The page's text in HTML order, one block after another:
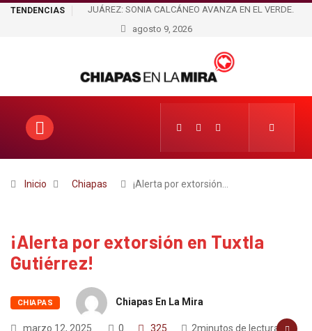
TENDENCIAS
CALCÁNEO AVANZA EN EL VERDE.
CUATRO PERIODOS DE ÓSCAR SERRA,
NO FUE UN ACCIDENTE: HOMBRE
A ADULTO MAYOR AL PASO DE UN
agosto 9, 2026
Inicio Chiapas ¡Alerta por extorsión…
¡Alerta por extorsión en Tuxtla
Gutiérrez!
CHIAPAS Chiapas En La Mira
marzo 12, 2025 0 325 2minutos de lectura